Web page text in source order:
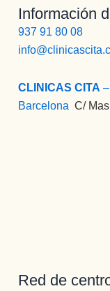
Información
937 91 80 08
CLINICAS CITA
Barcelona :C/
Red de